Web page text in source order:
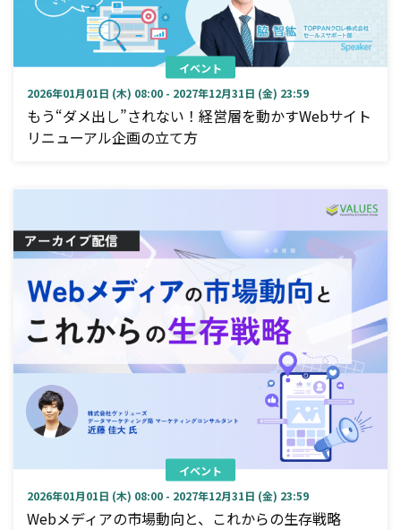
イベント
2026年01月01日 (木) 08:00 - 2027年12月31日 (金) 23:59
もう“ダメ出し”されない！経営層を動かすWebサイト
リニューアル企画の立て方
イベント
2026年01月01日 (木) 08:00 - 2027年12月31日 (金) 23:59
Webメディアの市場動向と、これからの生存戦略